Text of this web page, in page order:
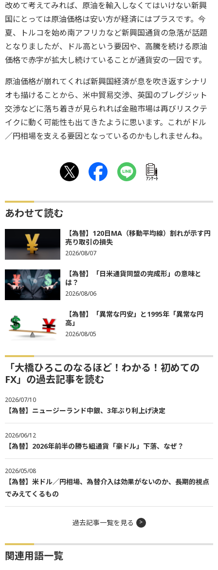
改めて考えてみれば、原油を輸入しなくてはいけない新興
国にとっては原油価格は安い方が経済にはプラスです。今
夏、トルコを始め南アフリカなど新興国通貨の急落が話題
となりましたが、ドル高という要因や、高騰を続ける原油
価格で赤字が拡大し続けていることが通貨安の一因です。
原油価格が崩れてくれば新興国経済が息を吹き返すシナリ
オも描けることから、米中貿易交渉、英国のブレグジット
交渉などに落ち着きが見られれば金融市場は再びリスクテ
イクに動く可能性も出てきたように思います。これがドル
／円相場を支える要因となっているのかもしれませんね。
ｱﾝｹｰﾄ
あわせて読む
【為替】120日MA（移動平均線）割れが示す円
売り取引の損失
2026/08/07
【為替】「日米通貨同盟の完成形」の意味と
は？
2026/08/06
【為替】「異常な円安」と1995年「異常な円
高」
2026/08/05
「大橋ひろこのなるほど！わかる！初めての
FX」の過去記事を読む
2026/07/10
【為替】ニュージーランド中銀、3年ぶり利上げ決定
2026/06/12
【為替】2026年前半の勝ち組通貨「豪ドル」下落、なぜ？
2026/05/08
【為替】米ドル／円相場、為替介入は効果がないのか、長期的視点
でみえてくるもの
過去記事一覧を見る
関連用語一覧